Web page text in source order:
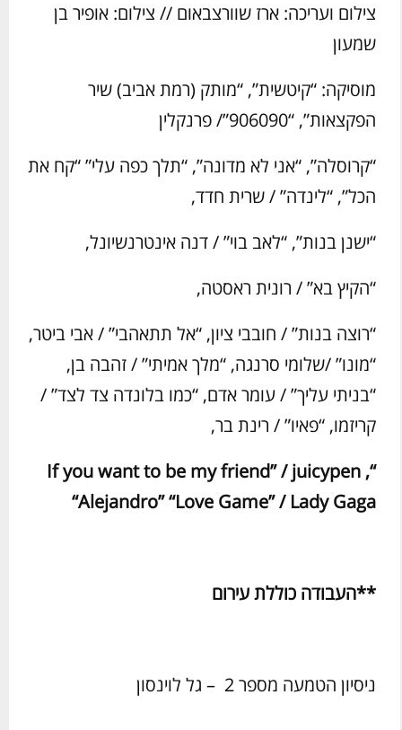
צילום ועריכה: ארז שוורצבאום // צילום: אופיר בן
שמעון
מוסיקה: “קיטשית”, “מותק (רמת אביב) שיר
הפקצאות”, “906090”/ פרנקלין
“קרוסלה”, “אני לא מדונה”, “תלך כפה עלי” “קח את
הכל”, “לינדה” / שרית חדד,
“ישנן בנות”, “לאב בוי” / דנה אינטרנשיונל,
“הקיץ בא” / רונית ראסטה,
“רוצה בנות” / חובבי ציון, “אל תתאהבי” / אבי ביטר,
“מונו” /שלומי סרנגה, “מלך אמיתי” / זהבה בן,
“בניתי עליך” / עומר אדם, “כמו בלונדה צד לצד” /
קריזמו, “פאיו” / רינת בר,
“
If you want to be my friend” /juicypen ,
“Alejandro” “Love Game” / Lady Gaga
**העבודה כוללת עירום
ניסיון הטמעה מספר 2 – גל לוינסון